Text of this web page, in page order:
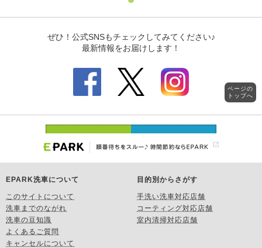
EPARK洗車について
このサイトについて
洗車までのながれ
洗車の豆知識
よくあるご質問
キャンセルについて
目的別からさがす
手洗い洗車対応店舗
コーティング対応店舗
室内清掃対応店舗
ページの
トップへ